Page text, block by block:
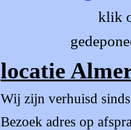
klik
locatie
Wij zijn verhuisd
Bezoek adres op